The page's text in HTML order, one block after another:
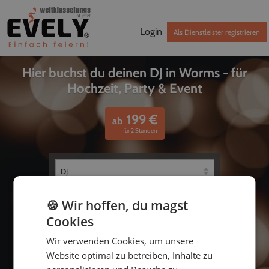
Login Als Dienstleister registrieren
Hier buchst du deinen DJ in Worms - für
Hochzeit, Party & Event
ab 199€
für 2 Stunden
bis
🍪 Wir hoffen, du magst
Cookies
Wir verwenden Cookies, um unsere
Website optimal zu betreiben, Inhalte zu